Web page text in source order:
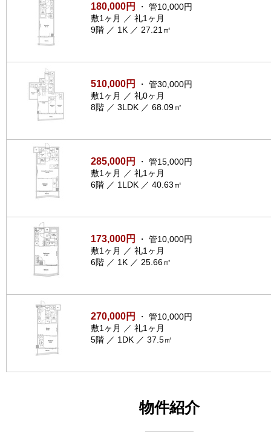
180,000円
・ 管10,000円
敷1ヶ月 ／ 礼1ヶ月
9階 ／ 1K ／ 27.21㎡
510,000円
・ 管30,000円
敷1ヶ月 ／ 礼0ヶ月
8階 ／ 3LDK ／ 68.09㎡
285,000円
・ 管15,000円
敷1ヶ月 ／ 礼1ヶ月
6階 ／ 1LDK ／ 40.63㎡
173,000円
・ 管10,000円
敷1ヶ月 ／ 礼1ヶ月
6階 ／ 1K ／ 25.66㎡
270,000円
・ 管10,000円
敷1ヶ月 ／ 礼1ヶ月
5階 ／ 1DK ／ 37.5㎡
物件紹介